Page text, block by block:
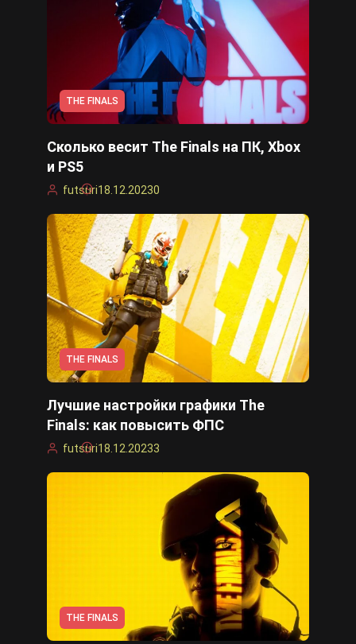
Cyberpunk 2077
THE FINALS
Сколько весит The Finals на ПК, Xbox
и PS5
futsuri18.12.20230
THE FINALS
Лучшие настройки графики The
Finals: как повысить ФПС
futsuri18.12.20233
THE FINALS